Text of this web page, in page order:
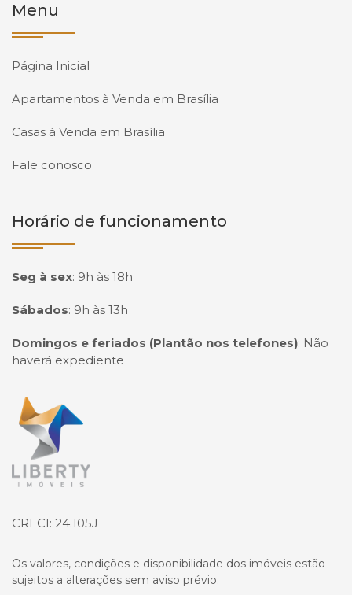
Menu
Página Inicial
Apartamentos à Venda em Brasília
Casas à Venda em Brasília
Fale conosco
Horário de funcionamento
Seg à sex: 9h às 18h
Sábados: 9h às 13h
Domingos e feriados (Plantão nos telefones): Não
haverá expediente
Página inicial
CRECI: 24.105J
Os valores, condições e disponibilidade dos imóveis estão
sujeitos a alterações sem aviso prévio.